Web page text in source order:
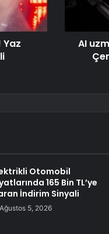
AI
Otomobil
165 Bin TL’ye
İndirim Sinyali
Ağustos 5, 2026